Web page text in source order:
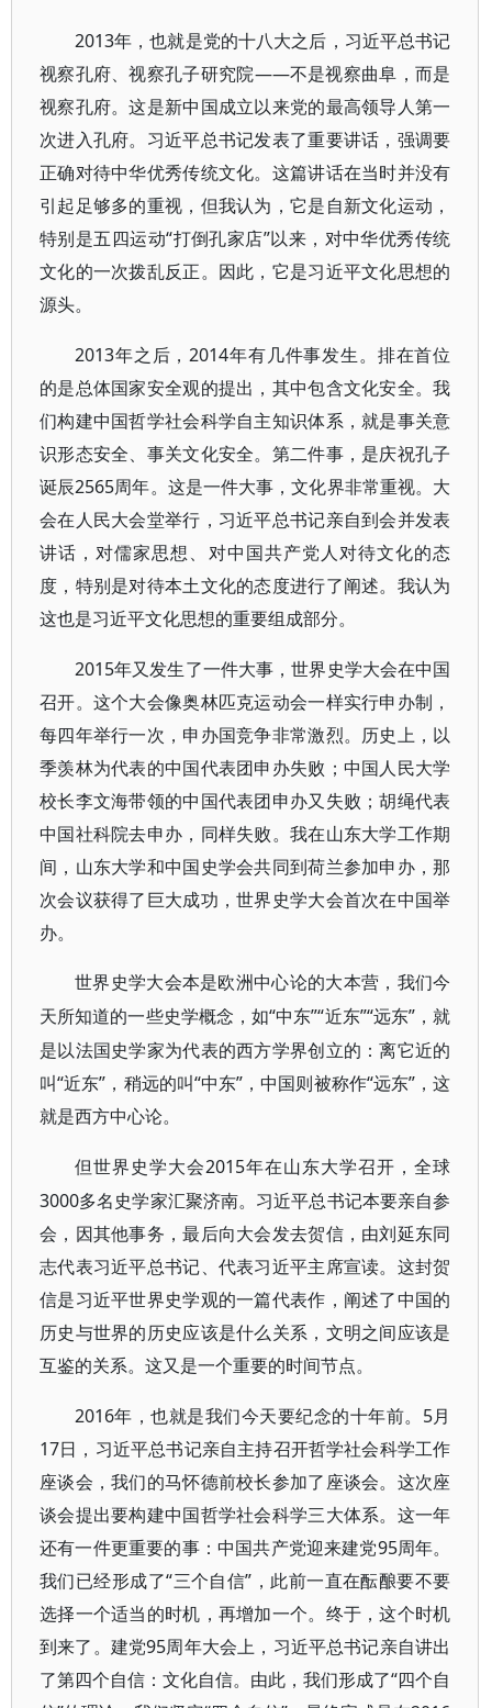
2013年，也就是党的十八大之后，习近平总书记
视察孔府、视察孔子研究院——不是视察曲阜，而是
视察孔府。这是新中国成立以来党的最高领导人第一
次进入孔府。习近平总书记发表了重要讲话，强调要
正确对待中华优秀传统文化。这篇讲话在当时并没有
引起足够多的重视，但我认为，它是自新文化运动，
特别是五四运动“打倒孔家店”以来，对中华优秀传统
文化的一次拨乱反正。因此，它是习近平文化思想的
源头。
2013年之后，2014年有几件事发生。排在首位
的是总体国家安全观的提出，其中包含文化安全。我
们构建中国哲学社会科学自主知识体系，就是事关意
识形态安全、事关文化安全。第二件事，是庆祝孔子
诞辰2565周年。这是一件大事，文化界非常重视。大
会在人民大会堂举行，习近平总书记亲自到会并发表
讲话，对儒家思想、对中国共产党人对待文化的态
度，特别是对待本土文化的态度进行了阐述。我认为
这也是习近平文化思想的重要组成部分。
2015年又发生了一件大事，世界史学大会在中国
召开。这个大会像奥林匹克运动会一样实行申办制，
每四年举行一次，申办国竞争非常激烈。历史上，以
季羡林为代表的中国代表团申办失败；中国人民大学
校长李文海带领的中国代表团申办又失败；胡绳代表
中国社科院去申办，同样失败。我在山东大学工作期
间，山东大学和中国史学会共同到荷兰参加申办，那
次会议获得了巨大成功，世界史学大会首次在中国举
办。
世界史学大会本是欧洲中心论的大本营，我们今
天所知道的一些史学概念，如“中东”“近东”“远东”，就
是以法国史学家为代表的西方学界创立的：离它近的
叫“近东”，稍远的叫“中东”，中国则被称作“远东”，这
就是西方中心论。
但世界史学大会2015年在山东大学召开，全球
3000多名史学家汇聚济南。习近平总书记本要亲自参
会，因其他事务，最后向大会发去贺信，由刘延东同
志代表习近平总书记、代表习近平主席宣读。这封贺
信是习近平世界史学观的一篇代表作，阐述了中国的
历史与世界的历史应该是什么关系，文明之间应该是
互鉴的关系。这又是一个重要的时间节点。
2016年，也就是我们今天要纪念的十年前。5月
17日，习近平总书记亲自主持召开哲学社会科学工作
座谈会，我们的马怀德前校长参加了座谈会。这次座
谈会提出要构建中国哲学社会科学三大体系。这一年
还有一件更重要的事：中国共产党迎来建党95周年。
我们已经形成了“三个自信”，此前一直在酝酿要不要
选择一个适当的时机，再增加一个。终于，这个时机
到来了。建党95周年大会上，习近平总书记亲自讲出
了第四个自信：文化自信。由此，我们形成了“四个自